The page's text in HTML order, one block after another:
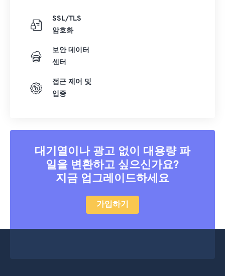
SSL/TLS
암호화
보안 데이터
센터
접근 제어 및
입증
대기열이나 광고 없이 대용량 파
일을 변환하고 싶으신가요?
지금 업그레이드하세요
가입하기